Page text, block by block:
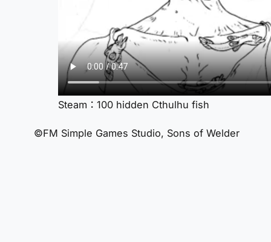
Steam：100 hidden Cthulhu fish
©FM Simple Games Studio, Sons of Welder